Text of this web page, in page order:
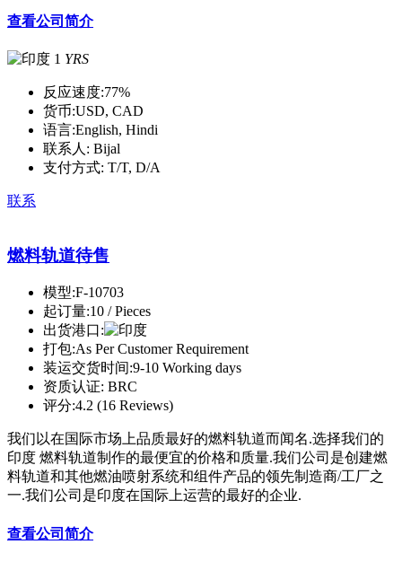
查看公司简介
1 YRS
反应速度:77%
货币:USD, CAD
语言:English, Hindi
联系人: Bijal
支付方式: T/T, D/A
联系
燃料轨道待售
模型:F-10703
起订量:10 / Pieces
出货港口:
打包:As Per Customer Requirement
装运交货时间:9-10 Working days
资质认证: BRC
评分:4.2 (16 Reviews)
我们以在国际市场上品质最好的燃料轨道而闻名.选择我们的
印度 燃料轨道制作的最便宜的价格和质量.我们公司是创建燃
料轨道和其他燃油喷射系统和组件产品的领先制造商/工厂之
一.我们公司是印度在国际上运营的最好的企业.
查看公司简介